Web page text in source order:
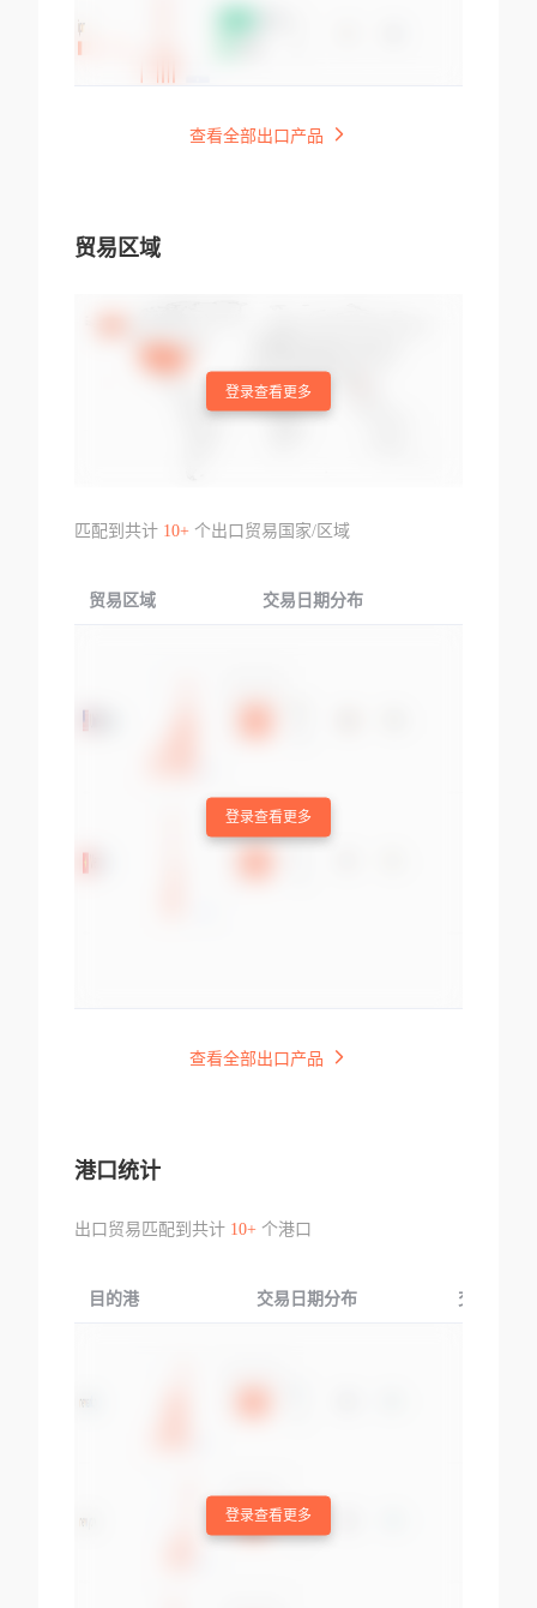
查看全部出口产品
贸易区域
登录查看更多
匹配到共计 10+个出口贸易国家/区域
贸易区域 交易日期分布
登录查看更多
查看全部出口产品
港口统计
出口贸易匹配到共计 10+个港口
目的港 交易日期分布 交易产品
登录查看更多